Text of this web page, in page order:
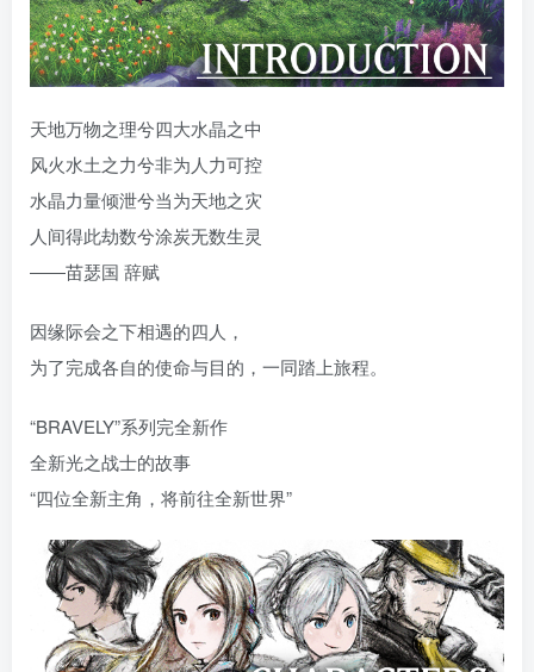
天地万物之理兮四大水晶之中
风火水土之力兮非为人力可控
水晶力量倾泄兮当为天地之灾
人间得此劫数兮涂炭无数生灵
――苗瑟国 辞赋
因缘际会之下相遇的四人，
为了完成各自的使命与目的，一同踏上旅程。
“BRAVELY”系列完全新作
全新光之战士的故事
“四位全新主角，将前往全新世界”